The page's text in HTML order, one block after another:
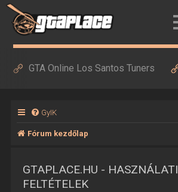
GTA Online Los Santos Tuners
GyIK
Fórum kezdőlap
GTAPLACE.HU - HASZNÁLATI
FELTÉTELEK